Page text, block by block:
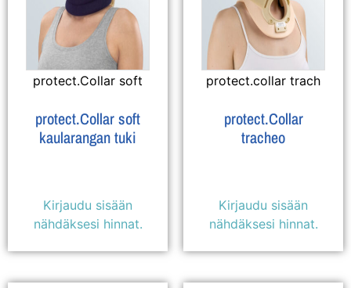
Torso
(9)
Alaraaja (1)
(4)
Pohjalliset (2)
protect.Collar soft
protect.Collar soft
kaularangan tuki
Kirjaudu sisään
nähdäksesi hinnat.
protect.collar trach
protect.Collar
tracheo
Kirjaudu sisään
nähdäksesi hinnat.